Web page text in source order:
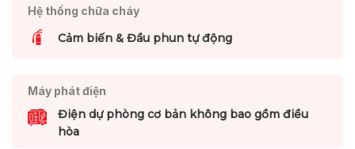
Hệ thống chữa cháy
Cảm biến & Đầu phun tự động
Máy phát điện
Điện dự phòng cơ bản không bao gồm điều
hòa